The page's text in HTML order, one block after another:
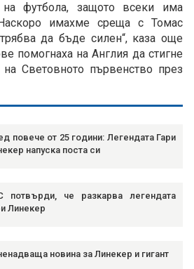
на футбола, защото всеки има
имахме среща с Томас
да бъде силен“, каза още
помогнаха на Англия да стигне
Световното първенство през
повече от 25 години: Легендата Гари
напуска поста си
потвърди, че разкарва легендата
Линекер
новина за Линекер и гигант